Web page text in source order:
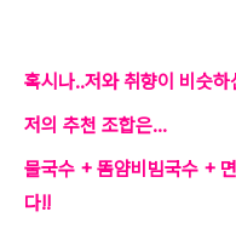
혹시나..저와 취향이 비슷
저의 추천 조합은...
물국수 + 똠얌비빔국수 +
다!!